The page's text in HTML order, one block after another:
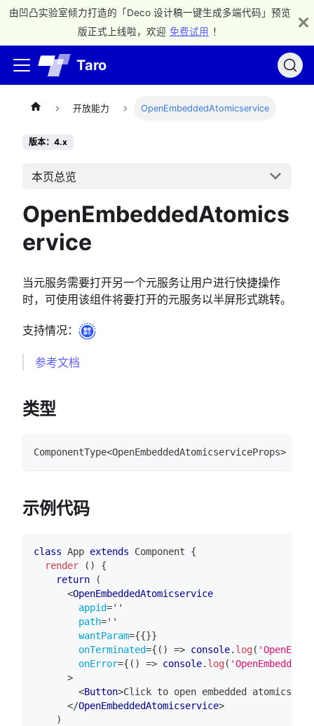
由凹凸实验室倾力打造的「Deco 设计稿一键生成多端代码」预览
版正式上线啦，欢迎 免费试用 ！
Taro
开放能力 OpenEmbeddedAtomicservice
版本：4.x
本页总览
OpenEmbeddedAtomics
ervice
当元服务需要打开另一个元服务让用户进行快捷操作
时，可使用该组件将要打开的元服务以半屏形式跳转。
支持情况：
参考文档
类型
ComponentType<OpenEmbeddedAtomicserviceProps>
示例代码
class App extends Component
{
render
( )
{
return
(
<OpenEmbeddedAtomicservice
appid=' '
path=' '
wantParam={{}}
onTerminated={ ( ) => console. log(
onError={ ( ) => console. log(
>
<Button>Click to open embedded
</OpenEmbeddedAtomicservice>
)